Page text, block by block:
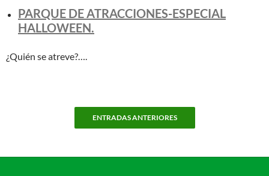
PARQUE DE ATRACCIONES-ESPECIAL
HALLOWEEN.
¿Quién se atreve?….
ENTRADAS ANTERIORES